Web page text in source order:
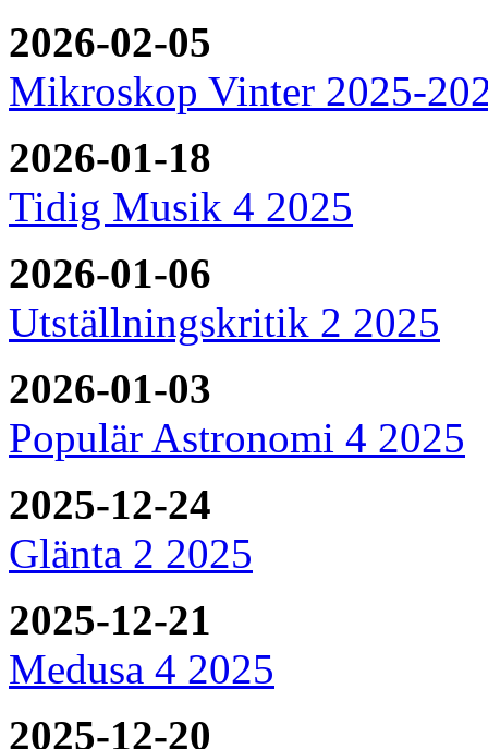
2026-02-05
Mikroskop Vinter 2025-
2026-01-18
Tidig Musik 4 2025
2026-01-06
Utställningskritik 2 2025
2026-01-03
Populär Astronomi 4 2025
2025-12-24
Glänta 2 2025
2025-12-21
Medusa 4 2025
2025-12-20